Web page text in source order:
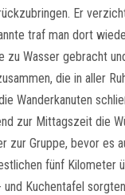
Er
traf man dort
Wasser gebracht
die in aller
Wanderkanuten
zur Mittagszeit die
zur Gruppe, bevor es
fünf Kilometer
Kuchentafel